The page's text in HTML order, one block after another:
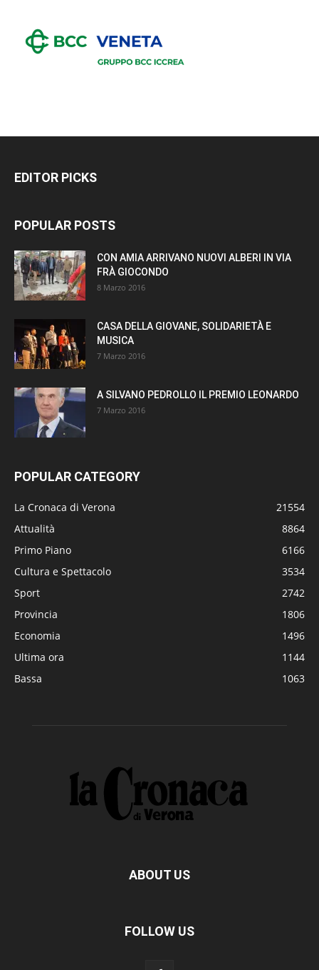
EDITOR PICKS
POPULAR POSTS
CON AMIA ARRIVANO NUOVI ALBERI IN VIA
FRÀ GIOCONDO
8 Marzo 2016
CASA DELLA GIOVANE, SOLIDARIETÀ E
MUSICA
7 Marzo 2016
A SILVANO PEDROLLO IL PREMIO LEONARDO
7 Marzo 2016
POPULAR CATEGORY
La Cronaca di Verona
21554
Attualità
8864
Primo Piano
6166
Cultura e Spettacolo
3534
Sport
2742
Provincia
1806
Economia
1496
Ultima ora
1144
Bassa
1063
ABOUT US
FOLLOW US